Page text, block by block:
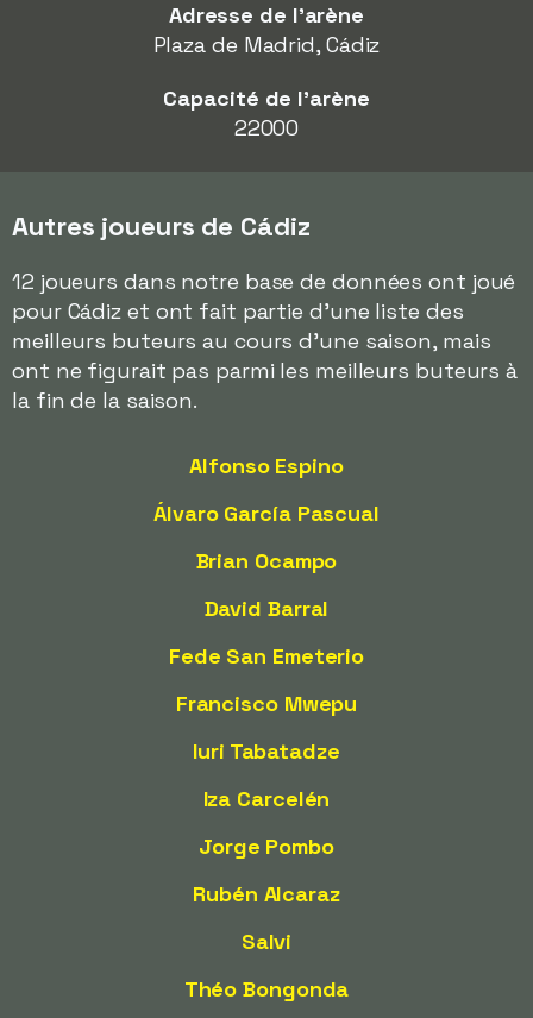
Adresse de l'arène
Plaza de Madrid, Cádiz
Capacité de l'arène
22000
Autres joueurs de Cádiz
12 joueurs dans notre base de données ont joué
pour Cádiz et ont fait partie d'une liste des
meilleurs buteurs au cours d'une saison, mais
ont ne figurait pas parmi les meilleurs buteurs à
la fin de la saison.
Alfonso Espino
Álvaro García Pascual
Brian Ocampo
David Barral
Fede San Emeterio
Francisco Mwepu
Iuri Tabatadze
Iza Carcelén
Jorge Pombo
Rubén Alcaraz
Salvi
Théo Bongonda